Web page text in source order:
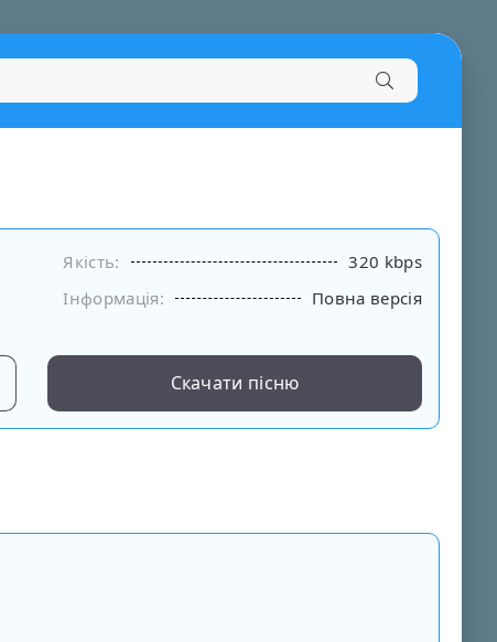
Якість:
320 kbps
Інформація: Повна версія
Скачати пісню